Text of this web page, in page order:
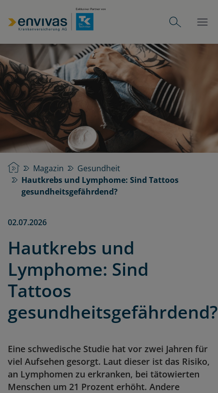
StartseiteMagazin
Gesundheit
Hautkrebs und Lymphome: Sind Tattoos
gesundheitsgefährdend?
02.07.2026
Hautkrebs und
Lymphome: Sind
Tattoos
gesundheitsgefährdend?
Eine schwedische Studie hat vor zwei Jahren für
viel Aufsehen gesorgt. Laut dieser ist das Risiko,
an Lymphomen zu erkranken, bei tätowierten
Menschen um 21 Prozent erhöht. Andere